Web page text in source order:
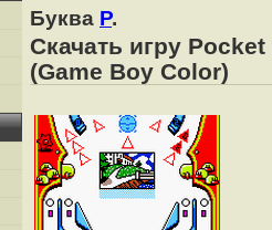
Буква P.
Скачать игру
(Game Boy Color)